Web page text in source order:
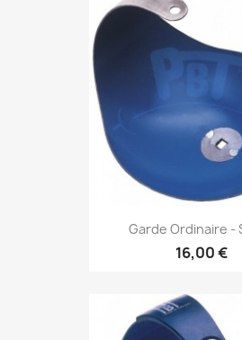
Garde Ordinaire -
16,00 €